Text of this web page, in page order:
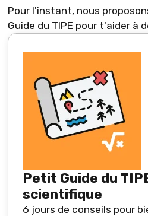
Pour l'instant, nous
Guide du TIPE pour t'aider à
Petit Guide du
scientifique
6 jours de conseils pour